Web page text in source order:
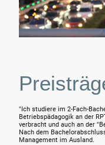
"Ich studiere im 2-Fach-
Betriebspädagogik an der
verbracht und auch an der
Nach dem
Management im Ausland.